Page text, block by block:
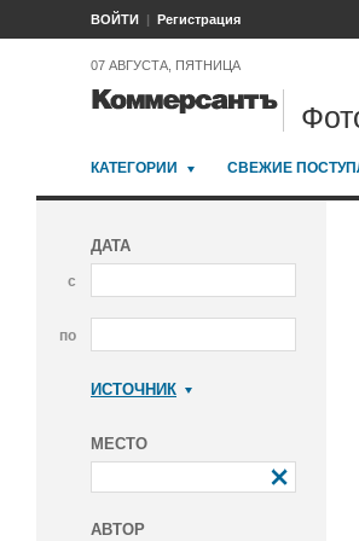
ВОЙТИ Регистрация
07 АВГУСТА, ПЯТНИЦА
КАТЕГОРИИ СВЕЖИЕ
ДАТА
с
по
ИСТОЧНИК
МЕСТО
АВТОР